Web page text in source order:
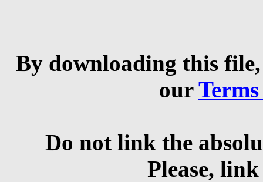
By downloading this
our
Do not link the
Please,